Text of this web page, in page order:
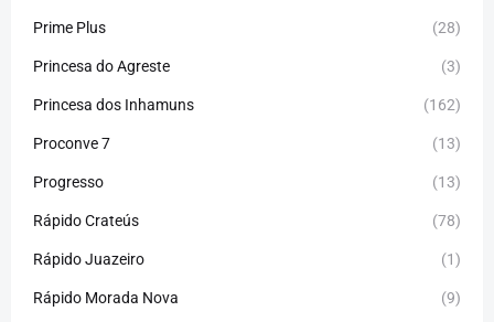
Prime Plus (28)
Princesa do Agreste (3)
Princesa dos Inhamuns (162)
Proconve 7 (13)
Progresso (13)
Rápido Crateús (78)
Rápido Juazeiro (1)
Rápido Morada Nova (9)